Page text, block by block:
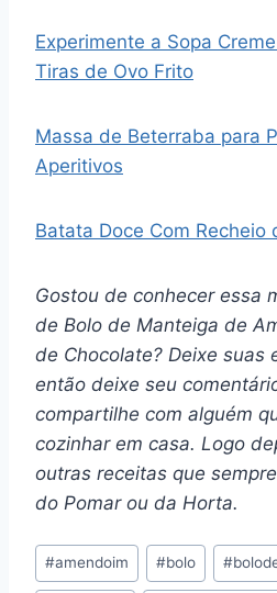
Experimente a Sopa
Tiras de Ovo Frito
Massa de Beterraba para
Aperitivos
Batata Doce Com Recheio
Gostou de conhecer essa
de Bolo de Manteiga de
de Chocolate? Deixe suas
então deixe seu
compartilhe com alguém
cozinhar em casa. Logo
outras receitas que
do Pomar ou da Horta.
Tags
do
#amendoim #bolo #